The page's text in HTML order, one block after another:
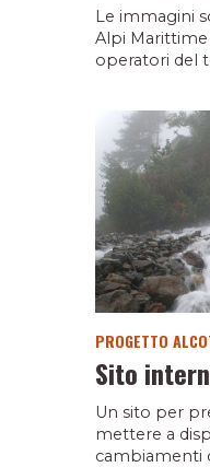
Le immagini
Alpi
operatori del
PROGETTO
Sito
Un sito per
mettere a
cambiamenti